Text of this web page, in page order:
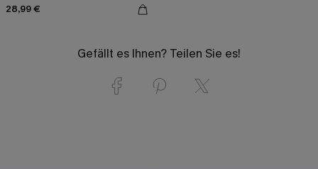
28,99 €
Gefällt es Ihnen? Teilen Sie es!